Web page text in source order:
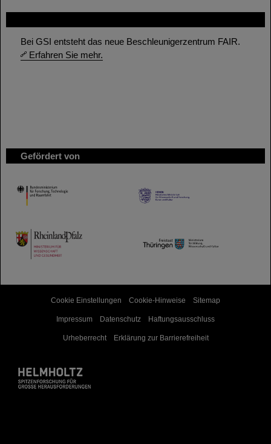
Bei GSI entsteht das neue Beschleunigerzentrum FAIR.
Erfahren Sie mehr.
Gefördert von
HMWK
TMWWDG
Cookie Einstellungen Cookie-Hinweise Sitemap
Impressum Datenschutz Haftungsausschluss
Urheberrecht Erklärung zur Barrierefreiheit